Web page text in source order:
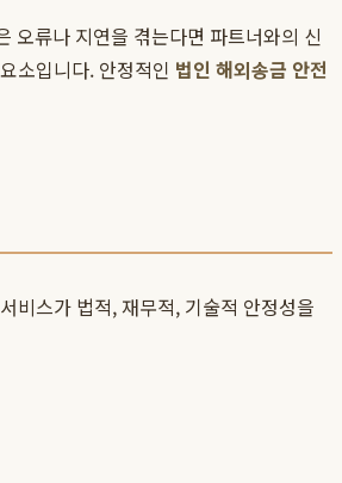
오류나 지연을 겪는다면 파트너와의 신
소입니다. 안정적인 법인 해외송금 안전
비스가 법적, 재무적, 기술적 안정성을